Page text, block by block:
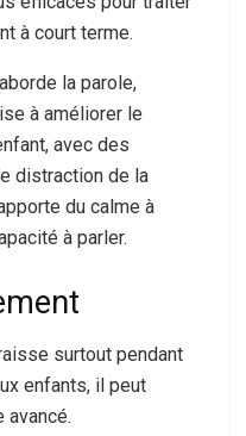
à court terme.
la parole,
à améliorer le
avec des
distraction de la
du calme à
à parler.
surtout pendant
enfants, il peut
avancé.